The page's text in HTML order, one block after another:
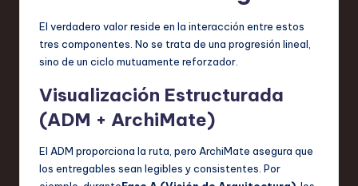
El verdadero valor reside en la interacción entre estos
tres componentes. No se trata de una progresión lineal,
sino de un ciclo mutuamente reforzador.
Visualización Estructurada
(ADM + ArchiMate)
El ADM proporciona la ruta, pero ArchiMate asegura que
los entregables sean legibles y consistentes. Por